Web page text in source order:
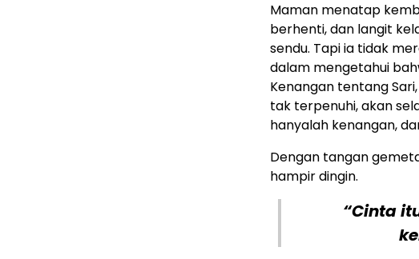
Maman menatap
berhenti, dan langit
sendu. Tapi ia tidak
dalam mengetahui
Kenangan tentang
tak terpenuhi, akan
hanyalah kenangan,
Dengan tangan
hampir dingin.
“Cinta